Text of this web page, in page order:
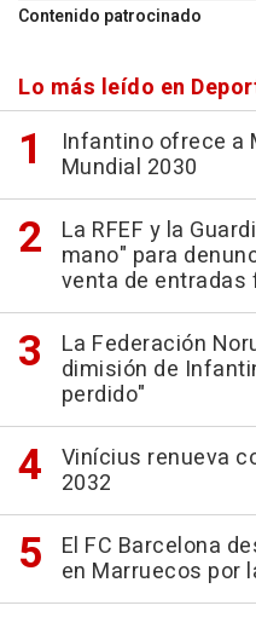
Contenido patrocinado
Lo más leído en
Infantino ofrece a
Mundial 2030
La RFEF y la
mano" para
venta de entradas
La Federación
dimisión de
perdido"
Vinícius renueva
2032
El FC Barcelona
en Marruecos por